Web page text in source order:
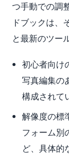
つ手動での調
ドブックは、
と最新のツー
初心者向け
写真編集の
構成されて
解像度の標
フォーム別
ど、具体的